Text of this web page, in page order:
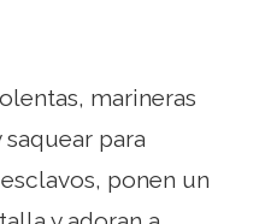
marineras
para
ponen un